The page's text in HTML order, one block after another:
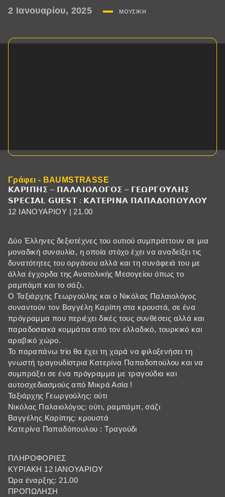
2 Ιανουαρίου, 2025 ΜΟΥΣΙΚΉ
Γράφει - BAUMSTRASSE
𝝟𝝖𝝦𝝞𝝥𝝜𝝨 – 𝝥𝝖𝝠𝝖𝝞𝝤𝝠𝝤𝝘𝝤𝝨 – 𝝘𝝚𝝮𝝦𝝘𝝤𝝪𝝠𝝜𝝨
𝗦𝗣𝗘𝗖𝗜𝗔𝗟 𝗚𝗨𝗘𝗦𝗧 : 𝝟𝝖𝝩𝝚𝝦𝝞𝝢𝝖 𝝥𝝖𝝥𝝖𝝙𝝤𝝥𝝤𝝪𝝠𝝤𝝪
12 ΙΑΝΟΥΑΡΙΟΥ | 21.00
Δύο Έλληνες δεξιοτέχνες του ουτιού συμπράττουν σε μια
μοναδική συναυλία, η οποία στόχο έχει να αναδείξει τις
δυνατότητες του οργάνου αλλά και τη συνάφειά του με
άλλα έγχορδα της Ανατολικής Μεσογείου όπως το
ραμπάμπ και το σάζι.
Ο Ταξιάρχης Γεωργούλης και ο Νικόλας Παλαιολόγος
συναντούν τον Βαγγέλη Καρίπη στα κρουστά, σε ένα
πρόγραμμα που περιέχει δικές τους συνθέσεις αλλά και
παραδοσιακά κομμάτια από τον ελλαδικό, τουρκικό και
αραβικό χώρο.
Το παραπάνω trio θα έχει τη χαρά να φιλοξενήσει τη
γνωστή τραγουδίστρια Κατερίνα Παπαδοπούλου και να
συμπράξει σε ένα πρόγραμμα με τραγούδια και
αυτοσχεδιασμούς από Μικρά Ασία !
Ταξιάρχης Γεωργούλης: ούτι
Νικόλας Παλαιολόγος: ούτι, ραμπάμπ, σάζι
Βαγγέλης Καρίπης: κρουστά
Κατερίνα Παπαδόπουλου : Τραγούδι
ΠΛΗΡΟΦΟΡΙΕΣ
ΚΥΡΙΑΚΗ 12 ΙΑΝΟΥΑΡΙΟΥ
Ώρα έναρξης: 21.00
ΠΡΟΠΩΛΗΣΗ